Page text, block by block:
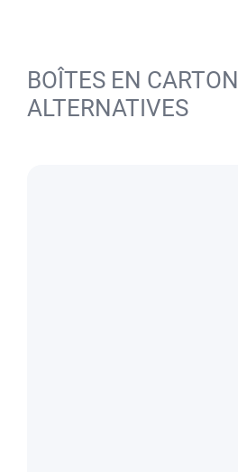
BOÎTES EN CARTON
ALTERNATIVES